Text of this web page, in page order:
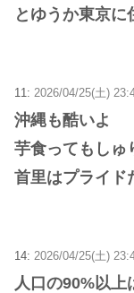
とゆうか東京
11: 2026/04/25(土)
沖縄も酷いよ
芋食ってもしゅ
首里はプライド
14: 2026/04/25(土)
人口の90%以上